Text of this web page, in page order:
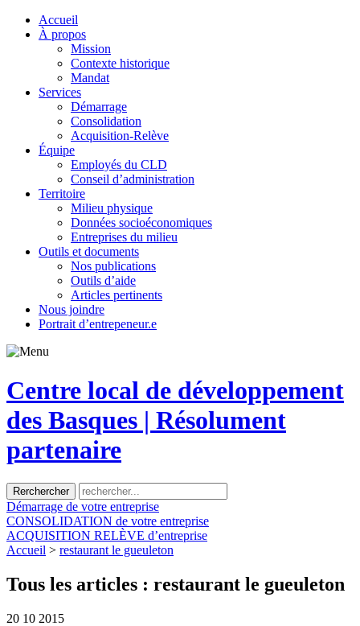
Accueil
À propos
Mission
Contexte historique
Mandat
Services
Démarrage
Consolidation
Acquisition-Relève
Équipe
Employés du CLD
Conseil d’administration
Territoire
Milieu physique
Données socioéconomiques
Entreprises du milieu
Outils et documents
Nos publications
Outils d’aide
Articles pertinents
Nous joindre
Portrait d’entrepeneur.e
Centre local de développement
des Basques | Résolument
partenaire
Démarrage de votre entreprise
CONSOLIDATION de votre entreprise
ACQUISITION RELÈVE d’entreprise
Accueil > restaurant le gueuleton
Tous les articles : restaurant le gueuleton
20 10 2015